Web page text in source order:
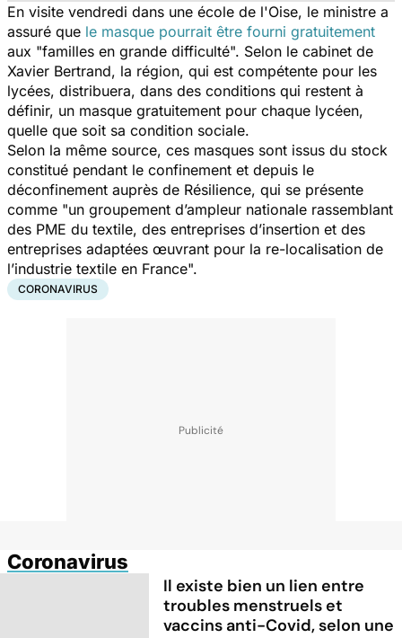
En visite vendredi dans une école de l'Oise, le ministre a
assuré que le masque pourrait être fourni gratuitement
aux "familles en grande difficulté". Selon le cabinet de
Xavier Bertrand, la région, qui est compétente pour les
lycées, distribuera, dans des conditions qui restent à
définir, un masque gratuitement pour chaque lycéen,
quelle que soit sa condition sociale.
Selon la même source, ces masques sont issus du stock
constitué pendant le confinement et depuis le
déconfinement auprès de Résilience, qui se présente
comme "un groupement d’ampleur nationale rassemblant
des PME du textile, des entreprises d’insertion et des
entreprises adaptées œuvrant pour la re-localisation de
l’industrie textile en France".
CORONAVIRUS
Coronavirus
Il existe bien un lien entre
troubles menstruels et
vaccins anti-Covid, selon une